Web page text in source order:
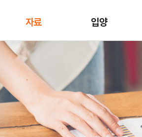
자료 입양